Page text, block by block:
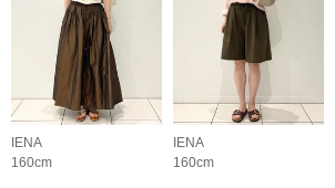
IENA
160cm
IENA
160cm